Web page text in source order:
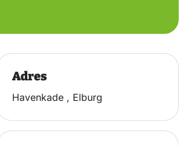
Adres
Havenkade , Elburg